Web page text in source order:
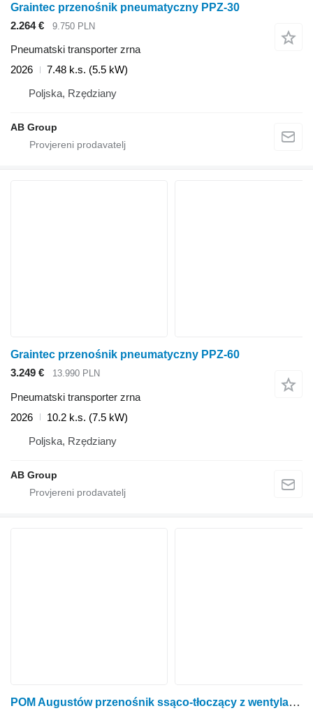
Graintec przenośnik pneumatyczny PPZ-30
2.264 €
9.750 PLN
Pneumatski transporter zrna
2026
7.48 k.s. (5.5 kW)
Poljska, Rzędziany
AB Group
Graintec przenośnik pneumatyczny PPZ-60
3.249 €
13.990 PLN
Pneumatski transporter zrna
2026
10.2 k.s. (7.5 kW)
Poljska, Rzędziany
AB Group
POM Augustów przenośnik ssąco-tłoczący z wentylatorem trójstopniowym T 449/2